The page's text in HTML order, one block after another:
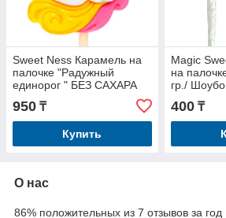
Sweet Ness Карамель на
палочке "Радужный
единорог " БЕЗ САХАРА
ЭКО 18 гр./ Упаковка 45
шт./ Россия
950 ₸
Купить
Magic
на
гр./
400₸
О нас
86% положительных из 7 отзывов за год